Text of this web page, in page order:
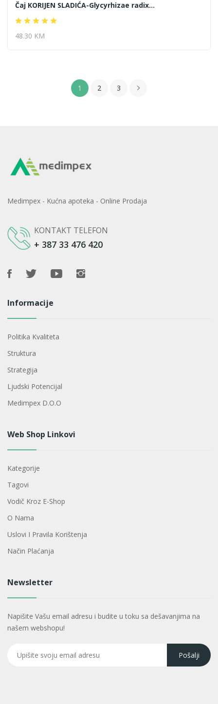
Čaj KORIJEN SLADIĆA-Glycyrhizae radix...
48.30 KM
1 2 3
Medimpex - Kućna apoteka - Online Prodaja
KONTAKT TELEFON
+ 387 33 476 420
Informacije
Politika Kvaliteta
Struktura
Strategija
Ljudski Potencijal
Medimpex D.o.o
Web Shop Linkovi
Kategorije
Tagovi
Vodič Kroz E-Shop
O Nama
Uslovi I Pravila Korištenja
Način Plaćanja
Newsletter
Napišite Vašu email adresu i budite u toku sa dešavanjima na
našem webshopu!